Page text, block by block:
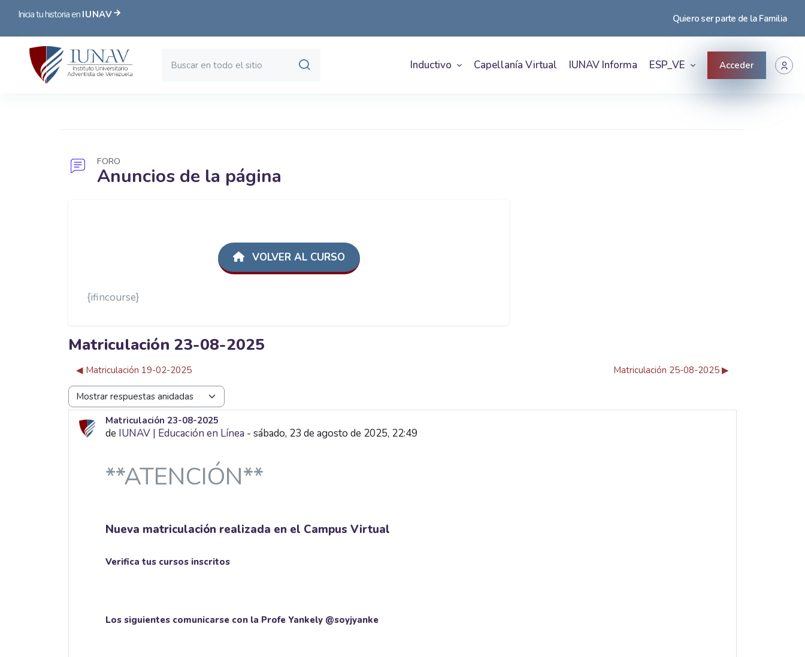
Inicia tu historia en IUNAV Quiero ser parte de la Familia
Inductivo Capellanía Virtual IUNAV Informa ESP_VE Acceder
FORO
Anuncios de la página
VOLVER AL CURSO
{ifincourse}
Matriculación 23-08-2025
◀︎ Matriculación 19-02-2025 Matriculación 25-08-2025 ▶︎
Mostrar modo
Matriculación 23-08-2025
de IUNAV | Educación en Línea - sábado, 23 de agosto de 2025, 22:49
Número de respuestas: 0
**ATENCIÓN**
Nueva matriculación realizada en el Campus Virtual
Verifica tus cursos inscritos
Los siguientes comunicarse con la Profe Yankely @soyjyanke